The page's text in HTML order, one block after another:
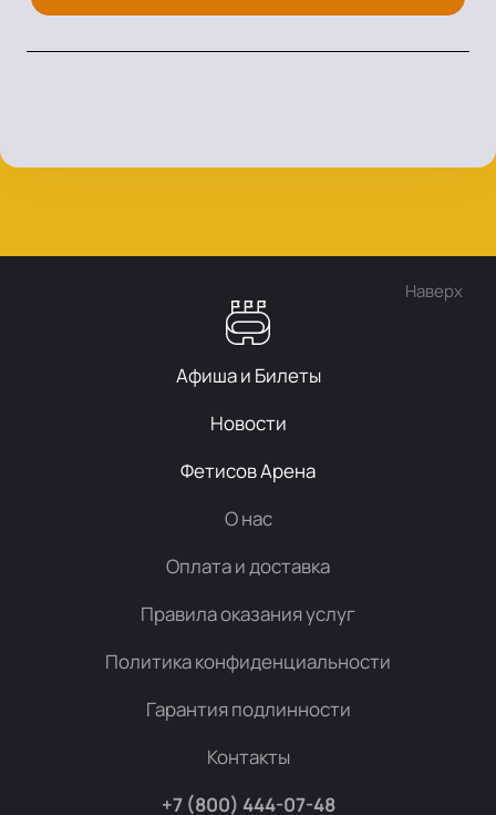
Наверх
Афиша и Билеты
Новости
Фетисов Арена
О нас
Оплата и доставка
Правила оказания услуг
Политика конфиденциальности
Гарантия подлинности
Контакты
+7 (800) 444-07-48